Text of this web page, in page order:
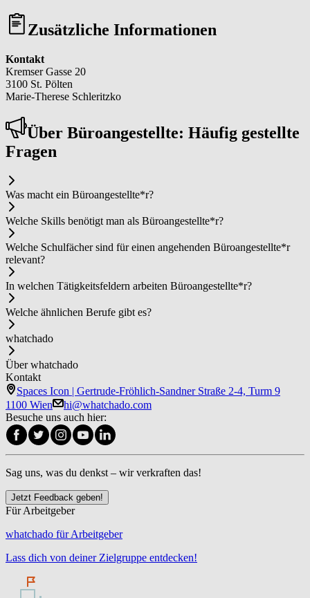
Zusätzliche Informationen
Kontakt
Kremser Gasse 20
3100 St. Pölten
Marie-Therese Schleritzko
Über Bü­ro­an­ge­stell­te: Häufig gestellte
Fragen
Was macht ein Bü­ro­an­ge­stell­te*r?
Welche Skills benötigt man als Bü­ro­an­ge­stell­te*r?
Welche Schulfächer sind für einen angehenden Bü­ro­an­ge­stell­te*r
relevant?
In welchen Tätigkeitsfeldern arbeiten Bü­ro­an­ge­stell­te*r?
Welche ähnlichen Berufe gibt es?
whatchado
Über whatchado
Kontakt
Spaces Icon | Gertrude-Fröhlich-Sandner Straße 2-4, Turm 9
1100 Wien
hi@whatchado.com
Besuche uns auch hier:
Sag uns, was du denkst – wir verkraften das!
Jetzt Feedback geben!
Für Arbeitgeber
whatchado für Arbeitgeber
Lass dich von deiner Zielgruppe entdecken!